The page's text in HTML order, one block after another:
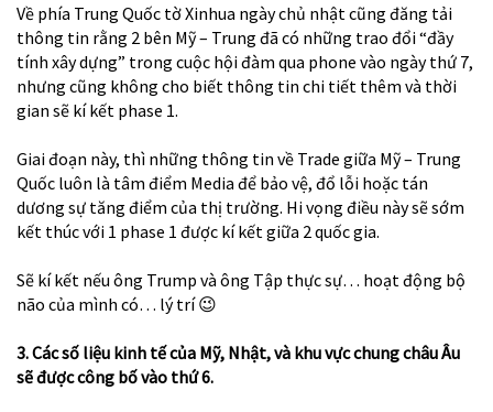
Về phía Trung Quốc tờ Xinhua ngày chủ nhật cũng đăng tải
thông tin rằng 2 bên Mỹ – Trung đã có những trao đổi “đầy
tính xây dựng” trong cuộc hội đàm qua phone vào ngày thứ 7,
nhưng cũng không cho biết thông tin chi tiết thêm và thời
gian sẽ kí kết phase 1.
Giai đoạn này, thì những thông tin về Trade giữa Mỹ – Trung
Quốc luôn là tâm điểm Media để bảo vệ, đổ lỗi hoặc tán
dương sự tăng điểm của thị trường. Hi vọng điều này sẽ sớm
kết thúc với 1 phase 1 được kí kết giữa 2 quốc gia.
Sẽ kí kết nếu ông Trump và ông Tập thực sự… hoạt động bộ
não của mình có… lý trí😉
3. Các số liệu kinh tế của Mỹ, Nhật, và khu vực chung châu Âu
sẽ được công bố vào thứ 6.